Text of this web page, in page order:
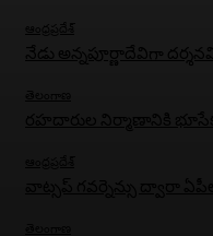
ఆంధ్రప్రదేశ్
నేడు అన్నపూర్ణాదేవిగా